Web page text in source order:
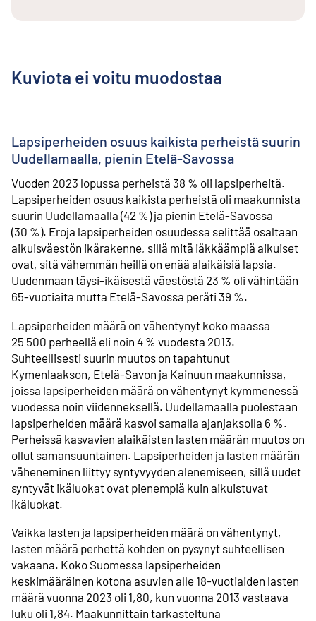
Kuviota ei voitu muodostaa
Lapsiperheiden osuus kaikista perheistä suurin
Uudellamaalla, pienin Etelä-Savossa
Vuoden 2023 lopussa perheistä 38 % oli lapsiperheitä.
Lapsiperheiden osuus kaikista perheistä oli maakunnista
suurin Uudellamaalla (42 %) ja pienin Etelä-Savossa
(30 %). Eroja lapsiperheiden osuudessa selittää osaltaan
aikuisväestön ikärakenne, sillä mitä iäkkäämpiä aikuiset
ovat, sitä vähemmän heillä on enää alaikäisiä lapsia.
Uudenmaan täysi-ikäisestä väestöstä 23 % oli vähintään
65-vuotiaita mutta Etelä-Savossa peräti 39 %.
Lapsiperheiden määrä on vähentynyt koko maassa
25 500 perheellä eli noin 4 % vuodesta 2013.
Suhteellisesti suurin muutos on tapahtunut
Kymenlaakson, Etelä-Savon ja Kainuun maakunnissa,
joissa lapsiperheiden määrä on vähentynyt kymmenessä
vuodessa noin viidenneksellä. Uudellamaalla puolestaan
lapsiperheiden määrä kasvoi samalla ajanjaksolla 6 %.
Perheissä kasvavien alaikäisten lasten määrän muutos on
ollut samansuuntainen. Lapsiperheiden ja lasten määrän
väheneminen liittyy syntyvyyden alenemiseen, sillä uudet
syntyvät ikäluokat ovat pienempiä kuin aikuistuvat
ikäluokat.
Vaikka lasten ja lapsiperheiden määrä on vähentynyt,
lasten määrä perhettä kohden on pysynyt suhteellisen
vakaana. Koko Suomessa lapsiperheiden
keskimääräinen kotona asuvien alle 18-vuotiaiden lasten
määrä vuonna 2023 oli 1,80, kun vuonna 2013 vastaava
luku oli 1,84. Maakunnittain tarkasteltuna